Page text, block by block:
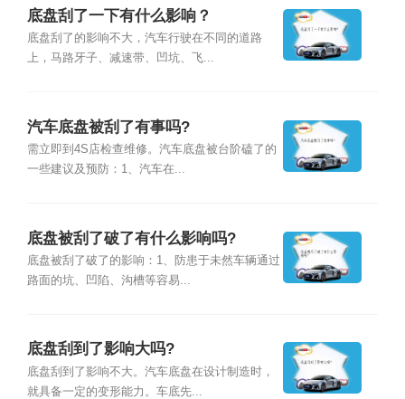
底盘刮了一下有什么影响？
底盘刮了的影响不大，汽车行驶在不同的道路
上，马路牙子、减速带、凹坑、飞...
汽车底盘被刮了有事吗?
需立即到4S店检查维修。汽车底盘被台阶磕了的
一些建议及预防：1、汽车在...
底盘被刮了破了有什么影响吗?
底盘被刮了破了的影响：1、防患于未然车辆通过
路面的坑、凹陷、沟槽等容易...
底盘刮到了影响大吗?
底盘刮到了影响不大。汽车底盘在设计制造时，
就具备一定的变形能力。车底先...